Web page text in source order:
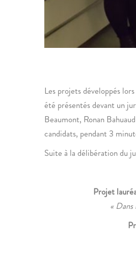
Les projets développés
été présentés devant un
Beaumont, Ronan
candidats, pendant 3
Suite à la délibération du
Projet
«